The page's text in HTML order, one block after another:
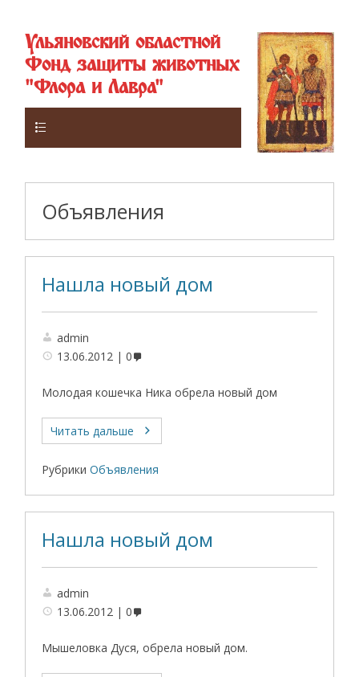
Ульяновский областной
Фонд защиты животных
"Флора и Лавра"
Объявления
Нашла новый дом
admin
13.06.2012
0
Молодая кошечка Ника обрела новый дом
Читать дальше
Рубрики Объявления
Нашла новый дом
admin
13.06.2012
0
Мышеловка Дуся, обрела новый дом.